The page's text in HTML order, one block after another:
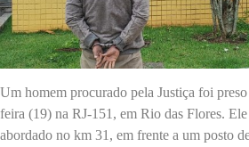
Um homem procurado pela Justiça foi
feira (19) na RJ-151, em Rio das Flores.
abordado no km 31, em frente a um posto